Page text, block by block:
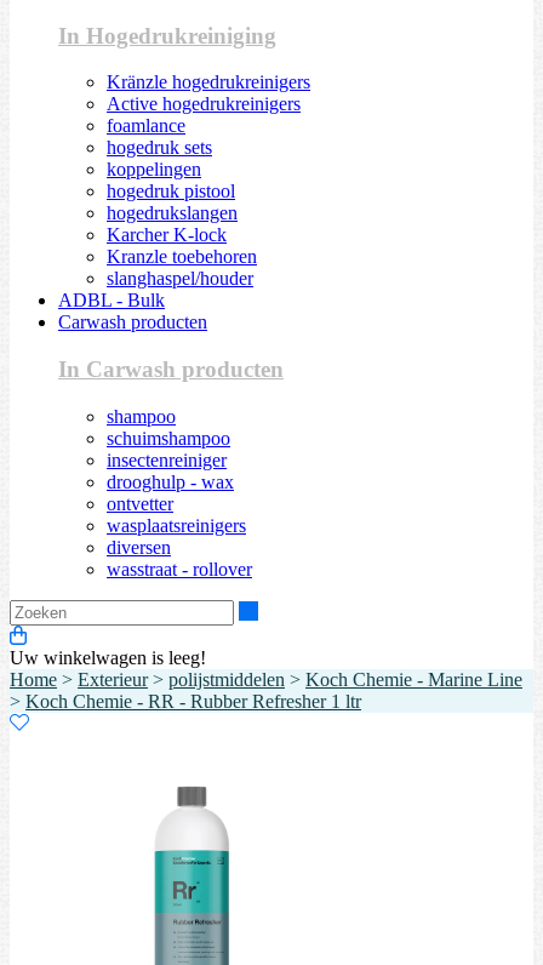
In Hogedrukreiniging
Kränzle hogedrukreinigers
Active hogedrukreinigers
foamlance
hogedruk sets
koppelingen
hogedruk pistool
hogedrukslangen
Karcher K-lock
Kranzle toebehoren
slanghaspel/houder
ADBL - Bulk
Carwash producten
In Carwash producten
shampoo
schuimshampoo
insectenreiniger
drooghulp - wax
ontvetter
wasplaatsreinigers
diversen
wasstraat - rollover
Uw winkelwagen is leeg!
Home > Exterieur> polijstmiddelen > Koch Chemie - Marine Line
> Koch Chemie - RR - Rubber Refresher 1 ltr